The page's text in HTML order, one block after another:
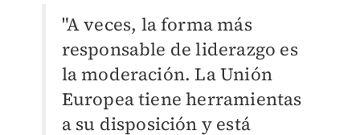
"A veces, la forma más
responsable de liderazgo es
la moderación. La Unión
Europea tiene herramientas
a su disposición y está